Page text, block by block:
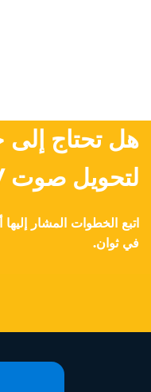
هل تحتاج
لتحويل صوت WAV إلى AIF؟
اتبع الخطوات المشار
في ثوان.